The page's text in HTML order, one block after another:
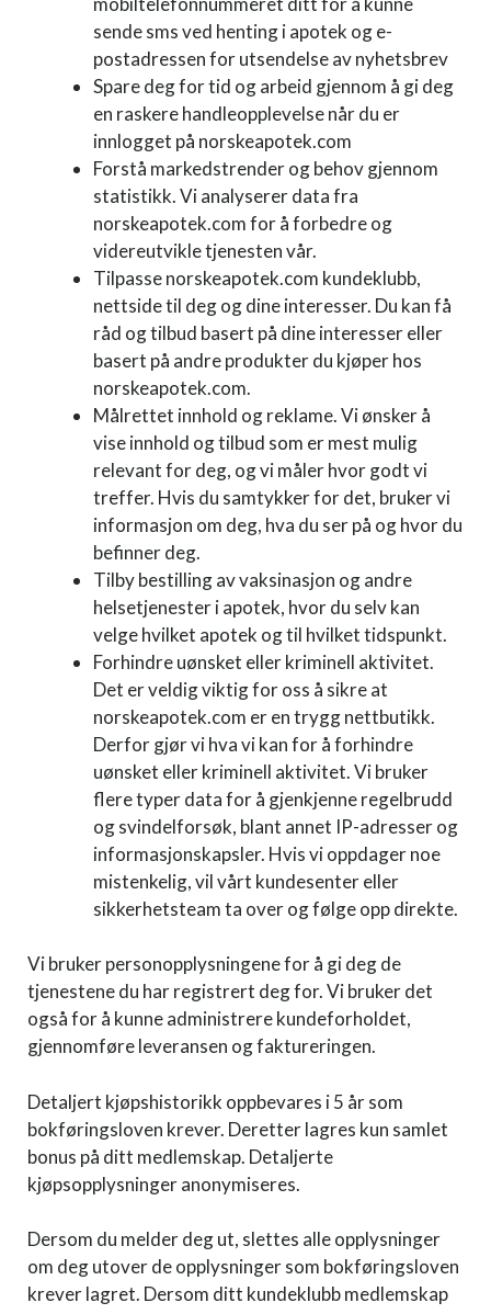
sende sms ved henting i apotek og e-
postadressen for utsendelse av nyhetsbrev
Spare deg for tid og arbeid gjennom å gi deg
en raskere handleopplevelse når du er
innlogget på norskeapotek.com
Forstå markedstrender og behov gjennom
statistikk. Vi analyserer data fra
norskeapotek.com for å forbedre og
videreutvikle tjenesten vår.
Tilpasse norskeapotek.com kundeklubb,
nettside til deg og dine interesser. Du kan få
råd og tilbud basert på dine interesser eller
basert på andre produkter du kjøper hos
norskeapotek.com.
Målrettet innhold og reklame. Vi ønsker å
vise innhold og tilbud som er mest mulig
relevant for deg, og vi måler hvor godt vi
treffer. Hvis du samtykker for det, bruker vi
informasjon om deg, hva du ser på og hvor du
befinner deg.
Tilby bestilling av vaksinasjon og andre
helsetjenester i apotek, hvor du selv kan
velge hvilket apotek og til hvilket tidspunkt.
Forhindre uønsket eller kriminell aktivitet.
Det er veldig viktig for oss å sikre at
norskeapotek.com er en trygg nettbutikk.
Derfor gjør vi hva vi kan for å forhindre
uønsket eller kriminell aktivitet. Vi bruker
flere typer data for å gjenkjenne regelbrudd
og svindelforsøk, blant annet IP-adresser og
informasjonskapsler. Hvis vi oppdager noe
mistenkelig, vil vårt kundesenter eller
sikkerhetsteam ta over og følge opp direkte.
Vi bruker personopplysningene for å gi deg de
tjenestene du har registrert deg for. Vi bruker det
også for å kunne administrere kundeforholdet,
gjennomføre leveransen og faktureringen.
Detaljert kjøpshistorikk oppbevares i 5 år som
bokføringsloven krever. Deretter lagres kun samlet
bonus på ditt medlemskap. Detaljerte
kjøpsopplysninger anonymiseres.
Dersom du melder deg ut, slettes alle opplysninger
om deg utover de opplysninger som bokføringsloven
krever lagret. Dersom ditt kundeklubb medlemskap